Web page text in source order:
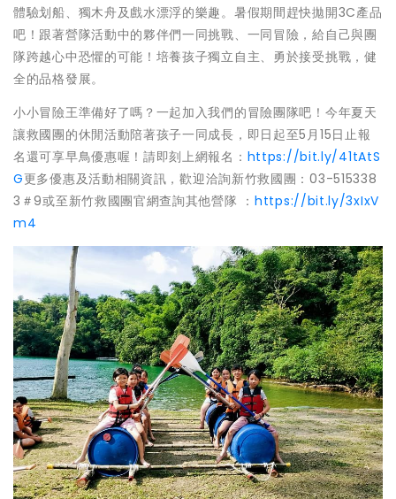
體驗划船、獨木舟及戲水漂浮的樂趣。暑假期間趕快拋開3C產品
吧！跟著營隊活動中的夥伴們一同挑戰、一同冒險，給自己與團
隊跨越心中恐懼的可能！培養孩子獨立自主、勇於接受挑戰，健
全的品格發展。
小小冒險王準備好了嗎？一起加入我們的冒險團隊吧！今年夏天
讓救國團的休閒活動陪著孩子一同成長，即日起至5月15日止報
名還可享早鳥優惠喔！請即刻上網報名： https://bit.ly/41tAtS
G更多優惠及活動相關資訊，歡迎洽詢新竹救國團：03-515338
3＃9或至新竹救國團官網查詢其他營隊 ： https://bit.ly/3xIxV
m4